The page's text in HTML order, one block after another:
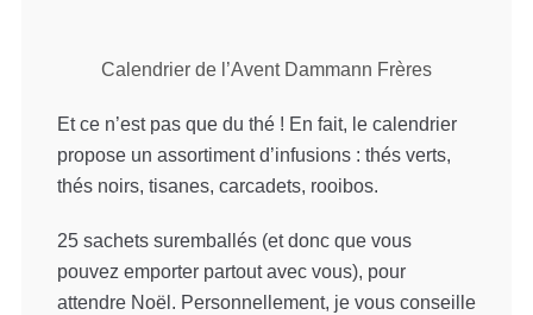
Calendrier de l’Avent Dammann Frères
Et ce n’est pas que du thé ! En fait, le calendrier
propose un assortiment d’infusions : thés verts,
thés noirs, tisanes, carcadets, rooibos.
25 sachets suremballés (et donc que vous
pouvez emporter partout avec vous), pour
attendre Noël. Personnellement, je vous conseille